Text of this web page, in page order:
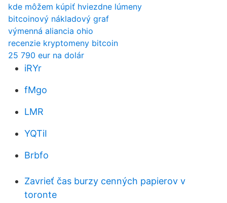
kde môžem kúpiť hviezdne lúmeny
bitcoinový nákladový graf
výmenná aliancia ohio
recenzie kryptomeny bitcoin
25 790 eur na dolár
iRYr
fMgo
LMR
YQTiI
Brbfo
Zavrieť čas burzy cenných papierov v
toronte